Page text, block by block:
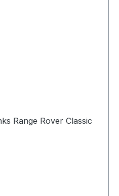
Fußraumabdeckung Links Range Rover Classic